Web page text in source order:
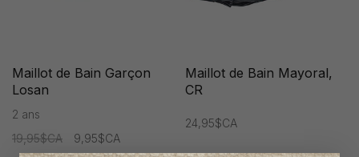
Maillot de Bain Garçon
Losan
2 ans
19,95$CA
9,95$CA
Maillot de Bain Mayoral,
CR
24,95$CA